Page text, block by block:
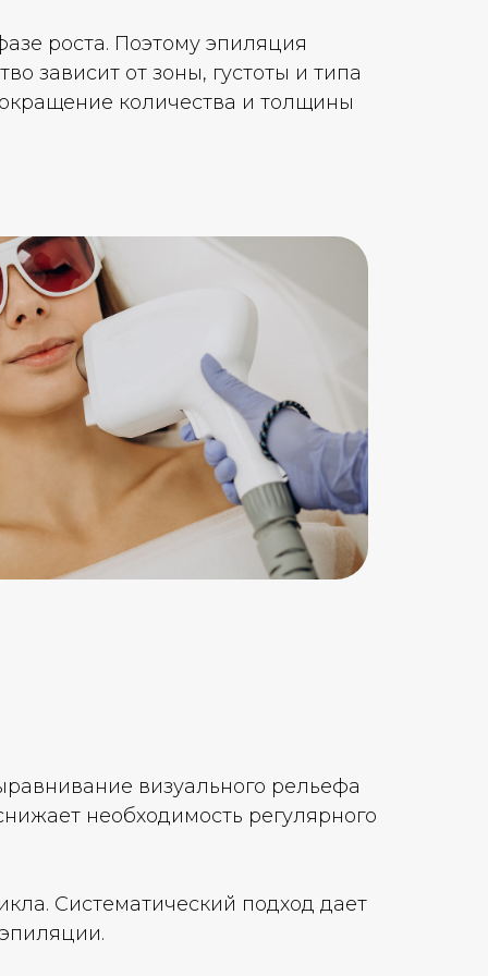
роста. Поэтому эпиляция
зависит от зоны, густоты и типа
количества и толщины
визуального рельефа
необходимость регулярного
Систематический подход дает